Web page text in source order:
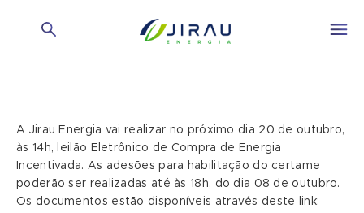
A Jirau Energia vai realizar no próximo dia 20 de outubro,
às 14h, leilão Eletrônico de Compra de Energia
Incentivada. As adesões para habilitação do certame
poderão ser realizadas até às 18h, do dia 08 de outubro.
Os documentos estão disponíveis através deste link: